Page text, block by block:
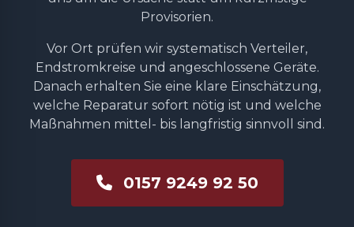
Provisorien.
Vor Ort prüfen wir systematisch Verteiler,
Endstromkreise und angeschlossene Geräte.
Danach erhalten Sie eine klare Einschätzung,
welche Reparatur sofort nötig ist und welche
Maßnahmen mittel- bis langfristig sinnvoll sind.
0157 9249 92 50